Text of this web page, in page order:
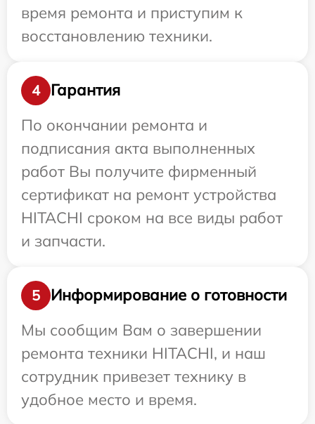
время ремонта и приступим к
восстановлению техники.
4
Гарантия
По окончании ремонта и
подписания акта выполненных
работ Вы получите фирменный
сертификат на ремонт устройства
HITACHI сроком на все виды работ
и запчасти.
5
Информирование о готовности
Мы сообщим Вам о завершении
ремонта техники HITACHI, и наш
сотрудник привезет технику в
удобное место и время.